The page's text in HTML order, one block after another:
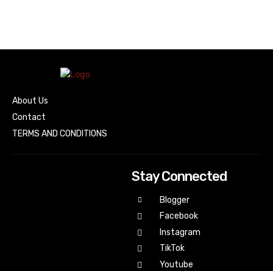
About Us
Contact
TERMS AND CONDITIONS
Stay Connected
Blogger
Facebook
Instagram
TikTok
Youtube